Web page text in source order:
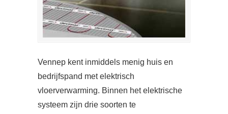
Vennep kent inmiddels menig huis en
bedrijfspand met elektrisch
vloerverwarming. Binnen het elektrische
systeem zijn drie soorten te